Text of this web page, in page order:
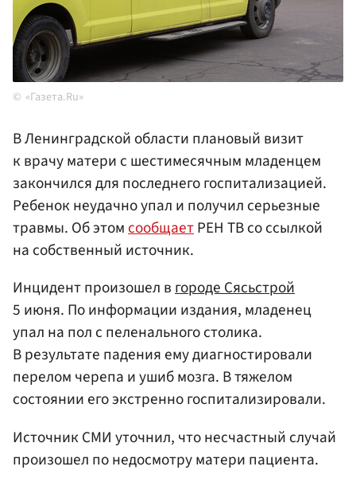
«Газета.Ru»
В Ленинградской области плановый визит
к врачу матери с шестимесячным младенцем
закончился для последнего госпитализацией.
Ребенок неудачно упал и получил серьезные
травмы. Об этомсообщаетРЕН ТВ со ссылкой
на собственный источник.
Инцидент произошел вгороде Сясьстрой
5 июня. По информации издания, младенец
упал на пол с пеленального столика.
В результате падения ему диагностировали
перелом черепа и ушиб мозга. В тяжелом
состоянии его экстренно госпитализировали.
Источник СМИ уточнил, что несчастный случай
произошел по недосмотру матери пациента.